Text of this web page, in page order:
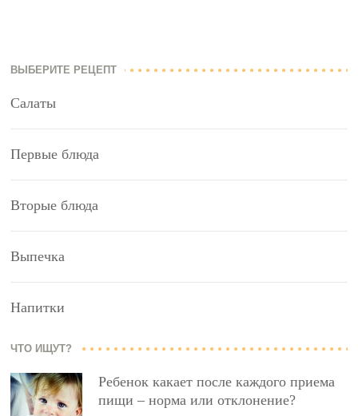
ВЫБЕРИТЕ РЕЦЕПТ
Салаты
Первые блюда
Вторые блюда
Выпечка
Напитки
ЧТО ИЩУТ?
Ребенок какает после каждого приема
пищи – норма или отклонение?